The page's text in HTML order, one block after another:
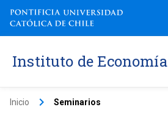
Instituto de Economía
Inicio keyboard_arrow_right Seminarios